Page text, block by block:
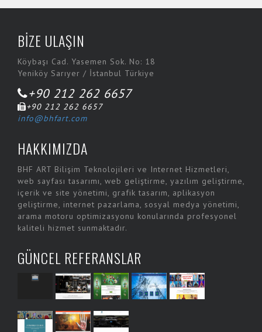
BİZE ULAŞIN
Köybaşı Cad. Yasemen Sok. No: 18
Yeniköy Sarıyer / İstanbul Türkiye
+90 212 262 6657
+90 212 262 6657
info@bhfart.com
HAKKIMIZDA
BHF ART Bilişim Teknolojileri ve Internet Hizmetleri,
web sayfası tasarımı, web geliştirme, yazılım geliştirme,
içerik ve site yönetimi, grafik tasarım, aplikasyon
geliştirme, internet pazarlama, sosyal medya yönetimi,
arama motoru optimizasyonu konularında profesyonel
kaliteli hizmet sunmaktadır.
GÜNCEL REFERANSLAR